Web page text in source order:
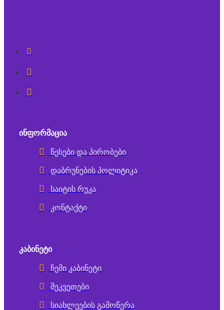
ᲘᲜᲤᲝᲠᲛᲐᲪᲘᲐ
წესები და პირობები
დაბრუნების პოლიტიკა
საიტის რუკა
კონტაქტი
ᲙᲐᲑᲘᲜᲔᲢᲘ
ჩემი კაბინეტი
შეკვეთები
სიახლეების გამოწერა